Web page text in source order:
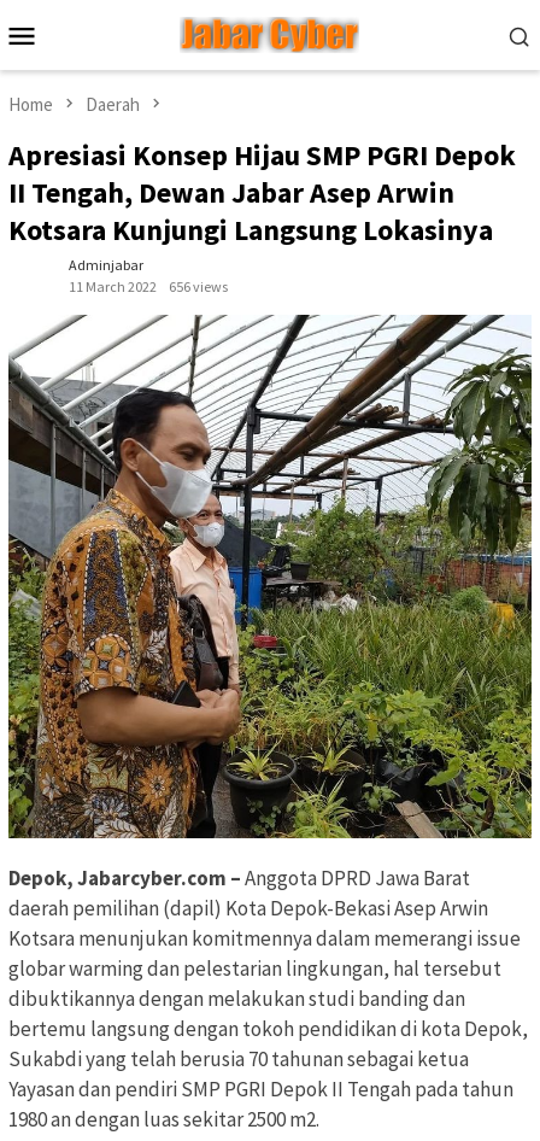
to
contentMenu
Home Daerah
Apresiasi Konsep Hijau SMP PGRI Depok
II Tengah, Dewan Jabar Asep Arwin
Kotsara Kunjungi Langsung Lokasinya
Adminjabar
11 March 2022
656 views
Depok, Jabarcyber.com –Anggota DPRD Jawa Barat
daerah pemilihan (dapil) Kota Depok-Bekasi Asep Arwin
Kotsara menunjukan komitmennya dalam memerangi issue
globar warming dan pelestarian lingkungan, hal tersebut
dibuktikannya dengan melakukan studi banding dan
bertemu langsung dengan tokoh pendidikan di kota Depok,
Sukabdi yang telah berusia 70 tahunan sebagai ketua
Yayasan dan pendiri SMP PGRI Depok II Tengah pada tahun
1980 an dengan luas sekitar 2500 m2.